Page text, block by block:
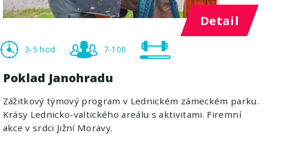
Detail
3-5 hod 7-100
Poklad Janohradu
Zážitkový týmový program v Lednickém zámeckém parku.
Krásy Lednicko-valtického areálu s aktivitami. Firemní
akce v srdci Jižní Moravy.